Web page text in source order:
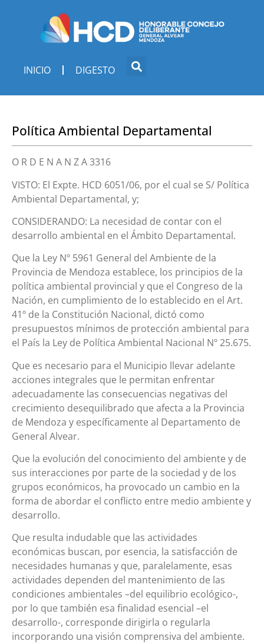
INICIO DIGESTO
Política Ambiental Departamental
O R D E N A N Z A 3316
VISTO: El Expte. HCD 6051/06, por el cual se S/ Política
Ambiental Departamental, y;
CONSIDERANDO: La necesidad de contar con el
desarrollo ambiental en el Ámbito Departamental.
Que la Ley Nº 5961 General del Ambiente de la
Provincia de Mendoza establece, los principios de la
política ambiental provincial y que el Congreso de la
Nación, en cumplimiento de lo establecido en el Art.
41º de la Constitución Nacional, dictó como
presupuestos mínimos de protección ambiental para
el País la Ley de Política Ambiental Nacional Nº 25.675.
Que es necesario para el Municipio llevar adelante
acciones integrales que le permitan enfrentar
adecuadamente las consecuencias negativas del
crecimiento desequilibrado que afecta a la Provincia
de Mendoza y específicamente al Departamento de
General Alvear.
Que la evolución del conocimiento del ambiente y de
sus interacciones por parte de la sociedad y de los
grupos económicos, ha provocado un cambio en la
forma de abordar el conflicto entre medio ambiente y
desarrollo.
Que resulta indudable que las actividades
económicas buscan, por esencia, la satisfacción de
necesidades humanas y que, paralelamente, esas
actividades dependen del mantenimiento de las
condiciones ambientales –del equilibrio ecológico-,
por lo que también esa finalidad esencial –el
desarrollo-, corresponde dirigirla o regularla
incorporando una visión comprensiva del ambiente.